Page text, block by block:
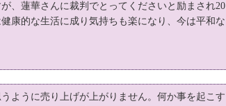
、蓮華さんに裁判でとってくださいと励まされ20
康的な生活に成り気持ちも楽になり、今は平和な
ように売り上げが上がりません。何か事を起こす